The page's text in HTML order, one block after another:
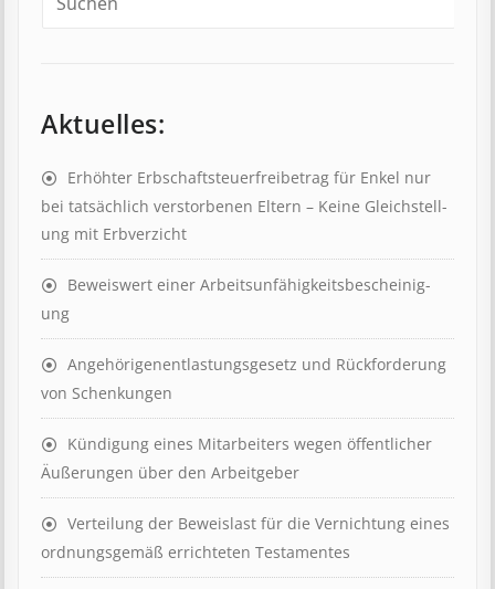
Aktuelles:
Erhöhter Erb­schaft­steuer­frei­be­trag für Enkel nur
bei tat­säch­lich ver­storb­en­en Eltern – Keine Gleich­stell­
ung mit Erb­verzicht
Beweis­wert einer Arbeits­un­fähig­keits­be­scheinig­
ung
Angehörigenent­lastungs­ge­setz und Rück­ford­er­ung
von Schenk­ung­en
Kündigung eines Mit­ar­beit­ers wegen öffent­lich­er
Äuß­er­ung­en über den Ar­beit­geber
Ver­teil­ung der Be­weis­last für die Ver­nicht­ung eines
ord­nungs­ge­mäß er­richt­et­en Test­ament­es